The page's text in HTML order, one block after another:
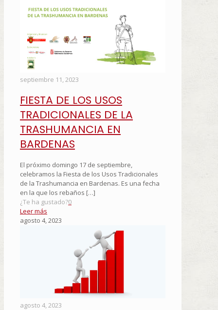
septiembre 11, 2023
FIESTA DE LOS USOS
TRADICIONALES DE LA
TRASHUMANCIA EN
BARDENAS
El próximo domingo 17 de septiembre,
celebramos la Fiesta de los Usos Tradicionales
de la Trashumancia en Bardenas. Es una fecha
en la que los rebaños […]
¿Te ha gustado?0
Leer más
agosto 4, 2023
agosto 4, 2023